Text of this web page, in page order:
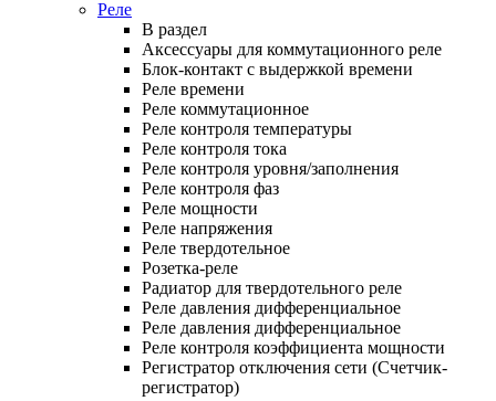
Реле
В раздел
Аксессуары для коммутационного реле
Блок-контакт с выдержкой времени
Реле времени
Реле коммутационное
Реле контроля температуры
Реле контроля тока
Реле контроля уровня/заполнения
Реле контроля фаз
Реле мощности
Реле напряжения
Реле твердотельное
Розетка-реле
Радиатор для твердотельного реле
Реле давления дифференциальное
Реле давления дифференциальное
Реле контроля коэффициента мощности
Регистратор отключения сети (Счетчик-
регистратор)